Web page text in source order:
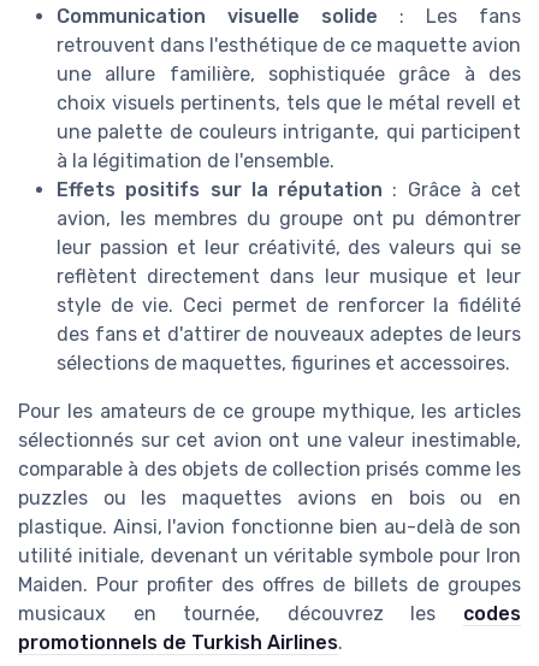
Communication visuelle solide : Les fans
retrouvent dans l'esthétique de ce maquette avion
une allure familière, sophistiquée grâce à des
choix visuels pertinents, tels que le métal revell et
une palette de couleurs intrigante, qui participent
à la légitimation de l'ensemble.
Effets positifs sur la réputation : Grâce à cet
avion, les membres du groupe ont pu démontrer
leur passion et leur créativité, des valeurs qui se
reflètent directement dans leur musique et leur
style de vie. Ceci permet de renforcer la fidélité
des fans et d'attirer de nouveaux adeptes de leurs
sélections de maquettes, figurines et accessoires.
Pour les amateurs de ce groupe mythique, les articles
sélectionnés sur cet avion ont une valeur inestimable,
comparable à des objets de collection prisés comme les
puzzles ou les maquettes avions en bois ou en
plastique. Ainsi, l'avion fonctionne bien au-delà de son
utilité initiale, devenant un véritable symbole pour Iron
Maiden. Pour profiter des offres de billets de groupes
musicaux en tournée, découvrez les codes
promotionnels de Turkish Airlines.